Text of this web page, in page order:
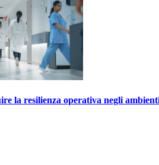
la resilienza operativa negli